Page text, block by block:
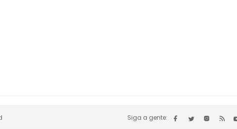
Siga a gente: